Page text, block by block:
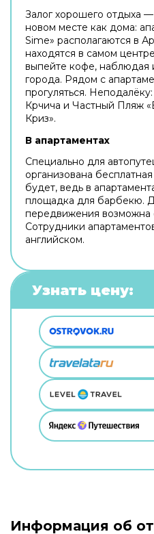
Залог хорошего отдыха —
новом месте как дома:
Sime» располагаются в
находятся в самом
выпейте кофе, наблюдая
города. Рядом с
прогуляться.
Крчича и Частный Пляж
Криз».
В апартаментах
Специально для
организована
будет, ведь в
площадка для барбекю.
передвижения возможна
Сотрудники
английском.
Узнать цену:
Информация об